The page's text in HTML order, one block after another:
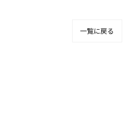
一覧に戻る